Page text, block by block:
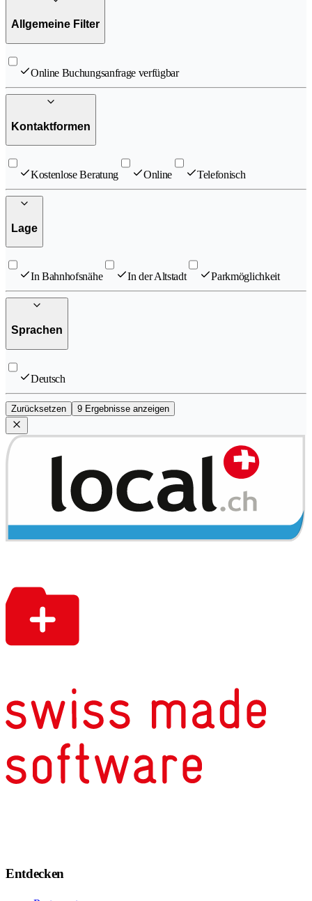
Allgemeine Filter
Online Buchungsanfrage verfügbar
Kontaktformen
Kostenlose Beratung Online Telefonisch
Lage
In Bahnhofsnähe In der Altstadt Parkmöglichkeit
Sprachen
Deutsch
Zurücksetzen 9 Ergebnisse anzeigen
Entdecken